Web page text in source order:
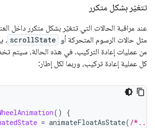
تتغيّر بشكل متكرر
عند مراقبة الحالات التي تتغيّر بشكل متكرر داخل
مثل حالات الرسوم المتحركة أو
scrollState ،
من عمليات إعادة التركيب. في هذه الحالة، سيتم
كل عملية إعادة تركيب، وربما لكل إطار:
()
{
= animateFloatAsState( /